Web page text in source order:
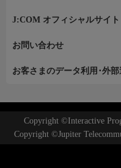
J:COM オフィシャルサイト
お問い合わせ
お客さまのデータ利用･外
Copyright ©Interactive
Copyright ©Jupiter